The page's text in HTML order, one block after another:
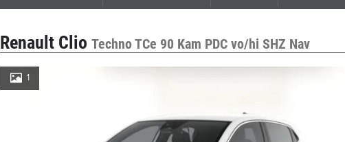
Renault ClioTechno TCe 90 Kam PDC vo/hi SHZ Nav
1